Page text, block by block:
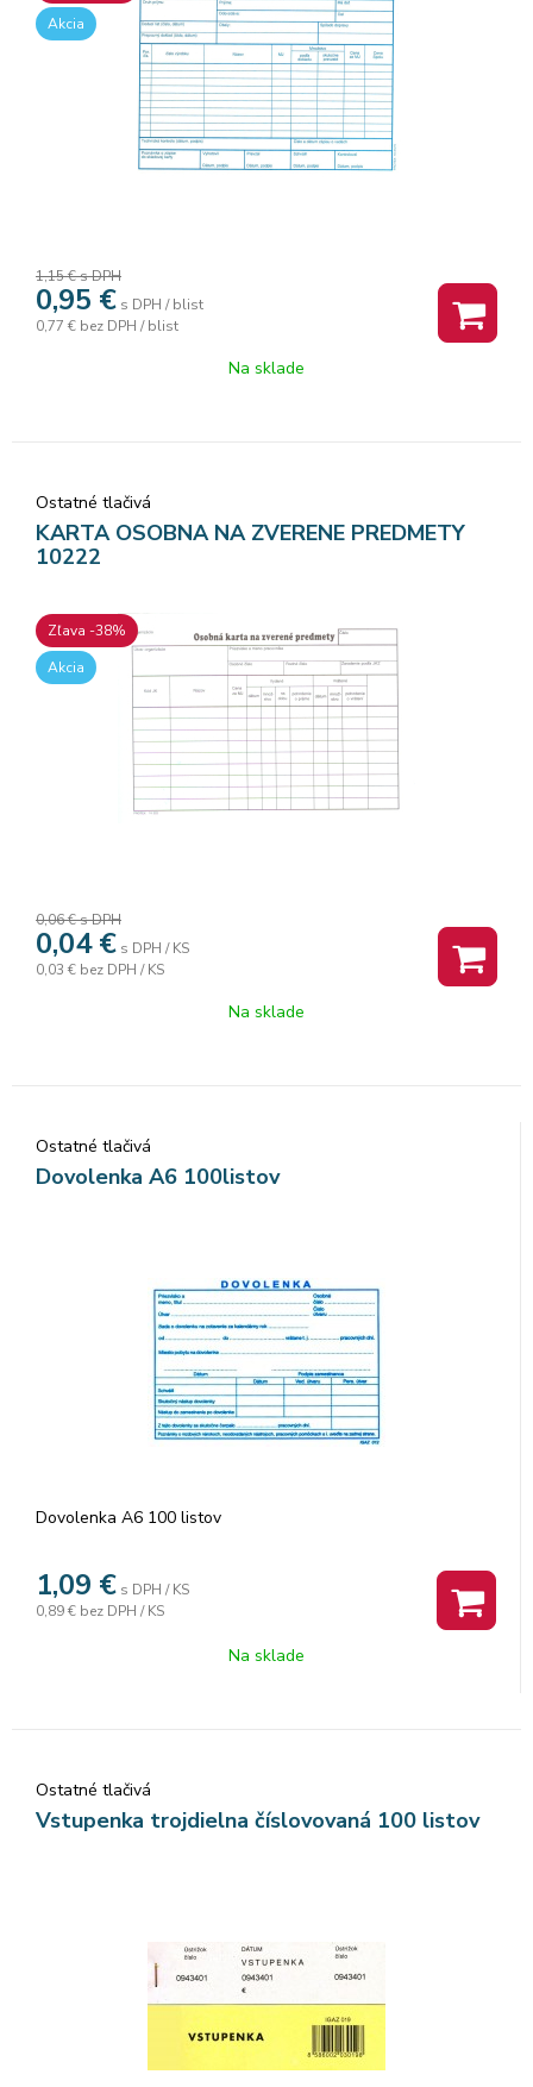
Akcia
1,15 €s DPH
0,95 € s DPH / blist
0,77 € bez DPH / blist
Na sklade
Ostatné tlačivá
KARTA OSOBNA NA ZVERENE PREDMETY
10222
Zľava -38%
Akcia
0,06 €s DPH
0,04 € s DPH / KS
0,03 € bez DPH / KS
Na sklade
Ostatné tlačivá
Dovolenka A6 100listov
Dovolenka A6 100 listov
1,09 € s DPH / KS
0,89 € bez DPH / KS
Na sklade
Ostatné tlačivá
Vstupenka trojdielna číslovovaná 100 listov